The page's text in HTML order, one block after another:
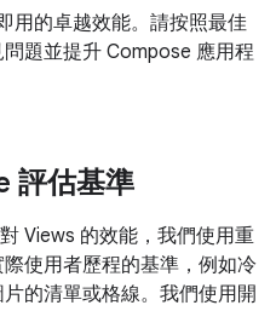
用的卓越效能。請按照最佳
題並提升 Compose 應用程
評估基準
Views 的效能，我們使用重
使用者歷程的基準，例如冷
的清單或格線。我們使用開